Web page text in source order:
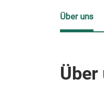
Über
Über uns